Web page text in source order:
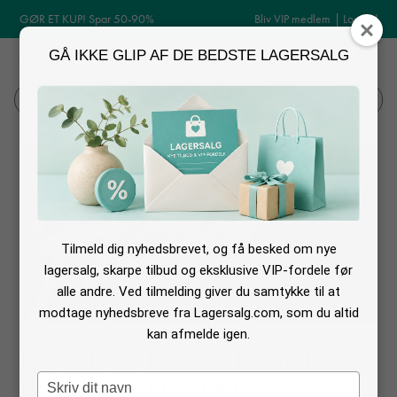
GØR ET KUP! Spar 50-90% Bliv VIP medlem | Log ind
Log ind MENU
Søg
GOURMET OUTLET
GÅ IKKE GLIP AF DE BEDSTE LAGERSALG
Tilmeld dig nyhedsbrevet, og få besked om nye
lagersalg, skarpe tilbud og eksklusive VIP-fordele før
alle andre. Ved tilmelding giver du samtykke til at
modtage nyhedsbreve fra Lagersalg.com, som du altid
kan afmelde igen.
Type